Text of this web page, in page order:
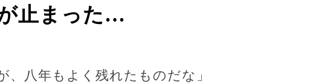
止まった…
、八年もよく残れたものだな」